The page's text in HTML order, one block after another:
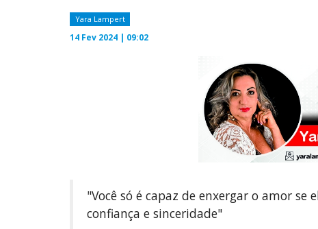
Yara Lampert
14 Fev 2024 | 09:02
"Você só é capaz de enxergar o amor
confiança e sinceridade"